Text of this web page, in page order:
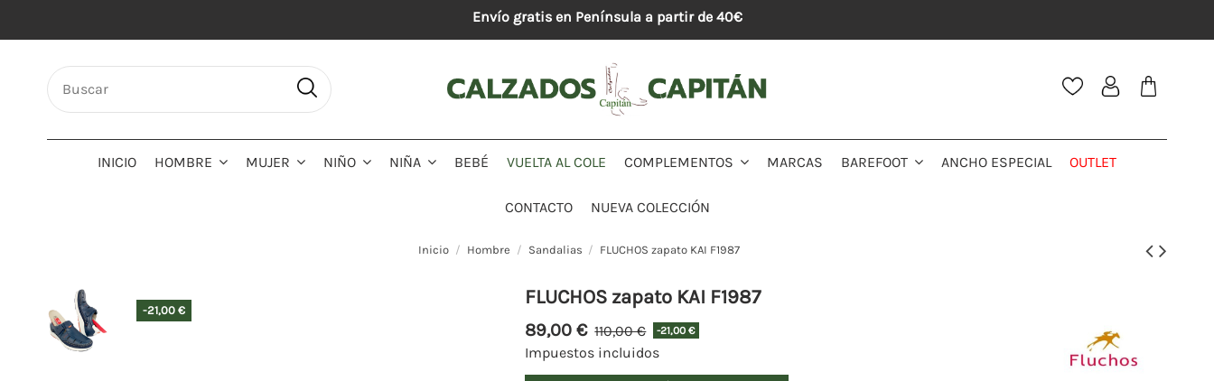
Envío gratis en Península a partir de 40€
INICIO HOMBRE MUJER NIÑO NIÑA BEBÉ VUELTA AL COLE COMPLEMENTOS MARCAS BAREFOOT ANCHO ESPECIAL OUTLET
CONTACTO NUEVA COLECCIÓN
Inicio Hombre Sandalias FLUCHOS zapato KAI F1987
-21,00 €
FLUCHOS zapato KAI F1987
89,00 € 110,00 € -21,00 €
Impuestos incluidos